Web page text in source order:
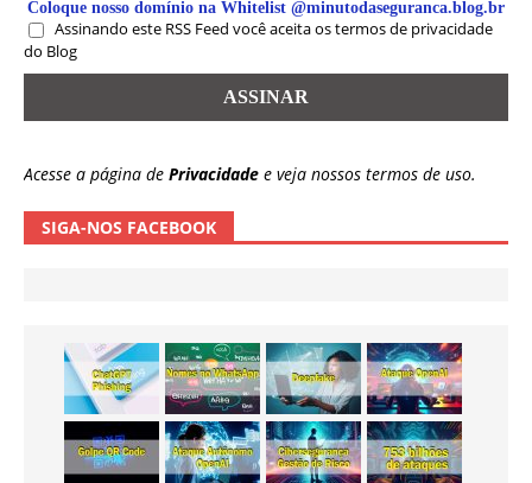
Coloque nosso domínio na Whitelist @minutodaseguranca.blog.br
Assinando este RSS Feed você aceita os termos de privacidade
do Blog
Acesse a página de Privacidade e veja nossos termos de uso.
SIGA-NOS FACEBOOK